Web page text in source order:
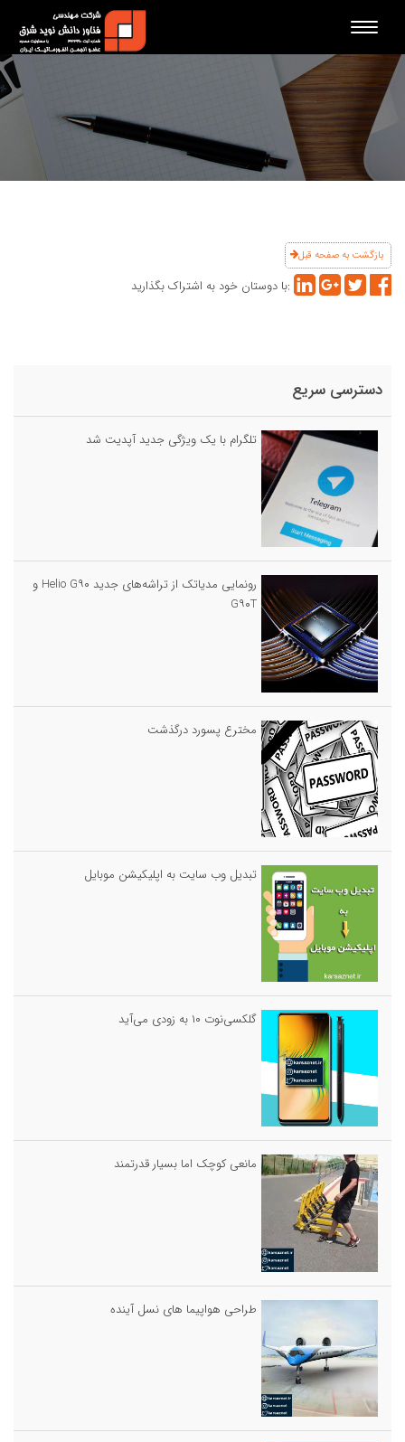
Toggle
navigation
بازگشت به صفحه قبل
با دوستان خود به اشتراک بگذارید:
دسترسی سریع
تلگرام با یک ویژگی جدید آپدیت شد
رونمایی مدیاتک از تراشه‌های جدید Helio G۹۰ و
G۹۰T
مخترع پسورد درگذشت
تبدیل وب سایت به اپلیکیشن موبایل
گلکسی‌نوت ۱۰ به زودی می‌آید
مانعی کوچک اما بسیار قدرتمند
طراحی هواپیما های نسل آینده